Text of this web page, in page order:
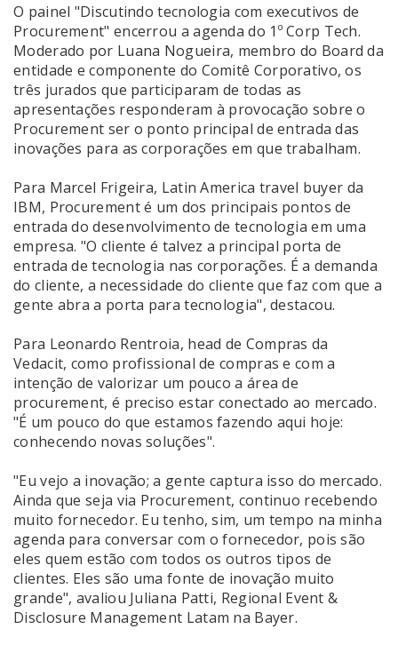
O painel "Discutindo tecnologia com executivos de
Procurement" encerrou a agenda do 1º Corp Tech.
Moderado por Luana Nogueira, membro do Board da
entidade e componente do Comitê Corporativo, os
três jurados que participaram de todas as
apresentações responderam à provocação sobre o
Procurement ser o ponto principal de entrada das
inovações para as corporações em que trabalham.
Para Marcel Frigeira, Latin America travel buyer da
IBM, Procurement é um dos principais pontos de
entrada do desenvolvimento de tecnologia em uma
empresa. "O cliente é talvez a principal porta de
entrada de tecnologia nas corporações. É a demanda
do cliente, a necessidade do cliente que faz com que a
gente abra a porta para tecnologia", destacou.
Para Leonardo Rentroia, head de Compras da
Vedacit, como profissional de compras e com a
intenção de valorizar um pouco a área de
procurement, é preciso estar conectado ao mercado.
"É um pouco do que estamos fazendo aqui hoje:
conhecendo novas soluções".
"Eu vejo a inovação; a gente captura isso do mercado.
Ainda que seja via Procurement, continuo recebendo
muito fornecedor. Eu tenho, sim, um tempo na minha
agenda para conversar com o fornecedor, pois são
eles quem estão com todos os outros tipos de
clientes. Eles são uma fonte de inovação muito
grande", avaliou Juliana Patti, Regional Event &
Disclosure Management Latam na Bayer.